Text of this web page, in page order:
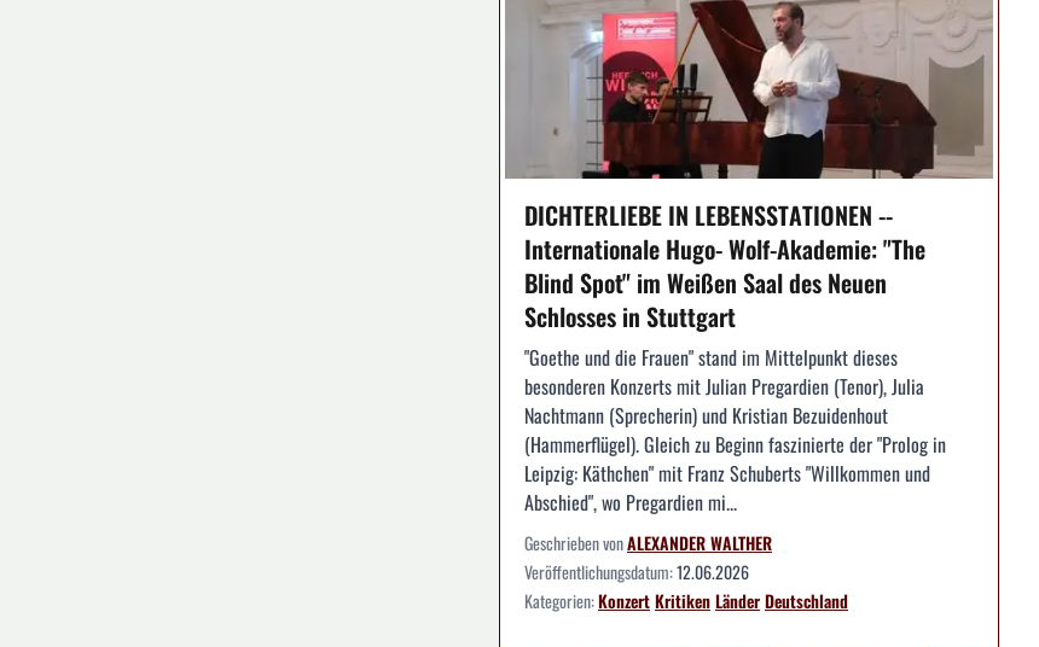
DICHTERLIEBE IN LEBENSSTATIONEN --
Internationale Hugo- Wolf-Akademie: "The
Blind Spot" im Weißen Saal des Neuen
Schlosses in Stuttgart
"Goethe und die Frauen" stand im Mittelpunkt dieses
besonderen Konzerts mit Julian Pregardien (Tenor), Julia
Nachtmann (Sprecherin) und Kristian Bezuidenhout
(Hammerflügel). Gleich zu Beginn faszinierte der "Prolog in
Leipzig: Käthchen" mit Franz Schuberts "Willkommen und
Abschied", wo Pregardien mi...
Geschrieben vonALEXANDER WALTHER
Veröffentlichungsdatum:12.06.2026
Kategorien:KonzertKritikenLänderDeutschland